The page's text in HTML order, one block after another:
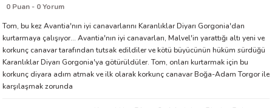
0 Puan - 0 Yorum
Tom, bu kez Avantia'nın iyi canavarlarını Karanlıklar Diyarı Gorgonia'dan
kurtarmaya çalışıyor... Avantia'nın iyi canavarları, Malvel'in yarattığı altı yeni ve
korkunç canavar tarafından tutsak edildiler ve kötü büyücünün hüküm sürdüğü
Karanlıklar Diyarı Gorgonia'ya götürüldüler. Tom, onları kurtarmak için bu
korkunç diyara adım atmak ve ilk olarak korkunç canavar Boğa-Adam Torgor ile
karşılaşmak zorunda